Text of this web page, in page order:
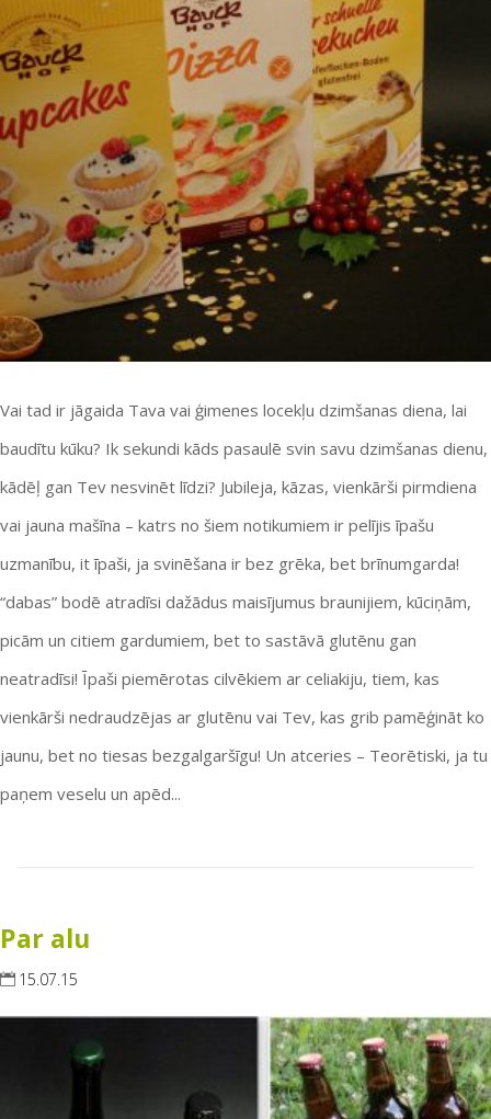
Vai tad ir jāgaida Tava vai ģimenes locekļu dzimšanas diena, lai
baudītu kūku? Ik sekundi kāds pasaulē svin savu dzimšanas dienu,
kādēļ gan Tev nesvinēt līdzi? Jubileja, kāzas, vienkārši pirmdiena
vai jauna mašīna – katrs no šiem notikumiem ir pelījis īpašu
uzmanību, it īpaši, ja svinēšana ir bez grēka, bet brīnumgarda!
“dabas” bodē atradīsi dažādus maisījumus braunijiem, kūciņām,
picām un citiem gardumiem, bet to sastāvā glutēnu gan
neatradīsi! Īpaši piemērotas cilvēkiem ar celiakiju, tiem, kas
vienkārši nedraudzējas ar glutēnu vai Tev, kas grib pamēģināt ko
jaunu, bet no tiesas bezgalgaršīgu! Un atceries – Teorētiski, ja tu
paņem veselu un apēd...
Par alu
15.07.15